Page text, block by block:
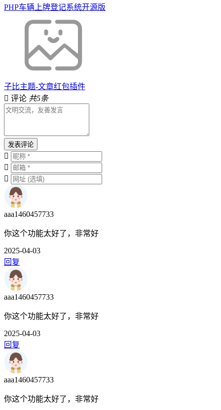
PHP车辆上牌登记系统开源版
子比主题-文章红包插件
评论 共5条
发表评论
aaa1460457733
你这个功能太好了，非常好
2025-04-03
回复
aaa1460457733
你这个功能太好了，非常好
2025-04-03
回复
aaa1460457733
你这个功能太好了，非常好